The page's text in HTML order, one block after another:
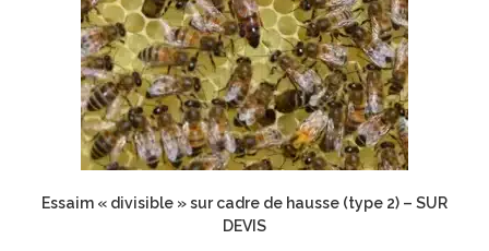
Essaim « divisible » sur cadre de hausse (type 2) – SUR
DEVIS